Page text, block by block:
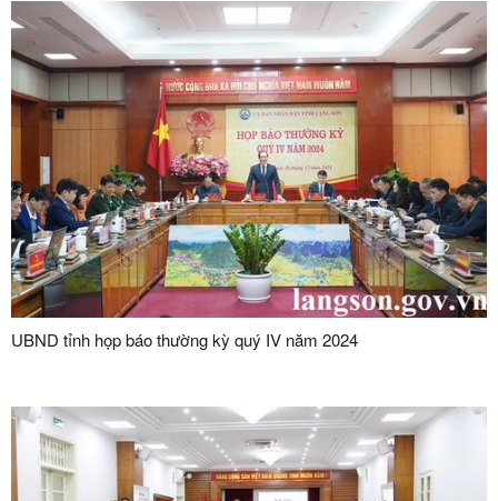
UBND tỉnh họp báo thường kỳ quý IV năm 2024